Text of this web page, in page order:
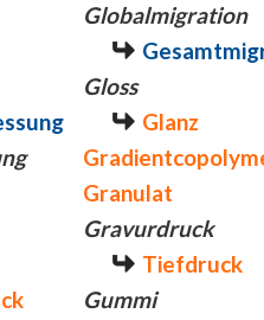
Globalmigration
Gloss
Glanz
Granulat
Gravurdruck
Tiefdruck
Gummi